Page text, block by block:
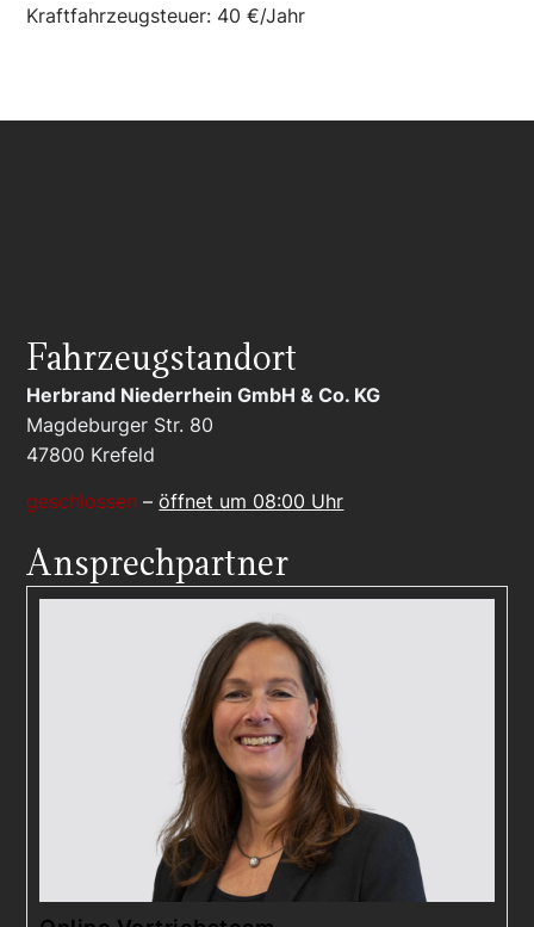
Kraftfahrzeugsteuer: 40 €/Jahr
Fahrzeugstandort
Herbrand Niederrhein GmbH & Co. KG
Magdeburger Str. 80
47800 Krefeld
geschlossen –öffnet um 08:00 Uhr
Ansprechpartner